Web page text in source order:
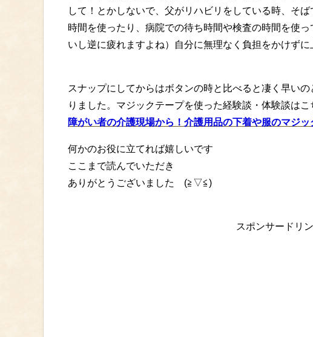
して！とかしないで、父がリハビリをしている時、そ
時間を使ったり、病院での待ち時間や検査の時間を使
いし逆に疲れますよね）自分に無理なく負担をかけずに
スナップにしてからはボタンの時と比べると凄く早い
りました。マジックテープを使った経験談・体験談はこ
障がい者の介護現場から！介護用品の下着や服のマジ
何かのお役に立てれば嬉しいです
ここまで読んでいただき
ありがとうございました (≧▽≦)
スポンサードリ